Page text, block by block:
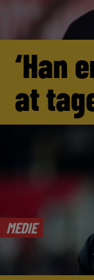
‘Han
at
MEDIE